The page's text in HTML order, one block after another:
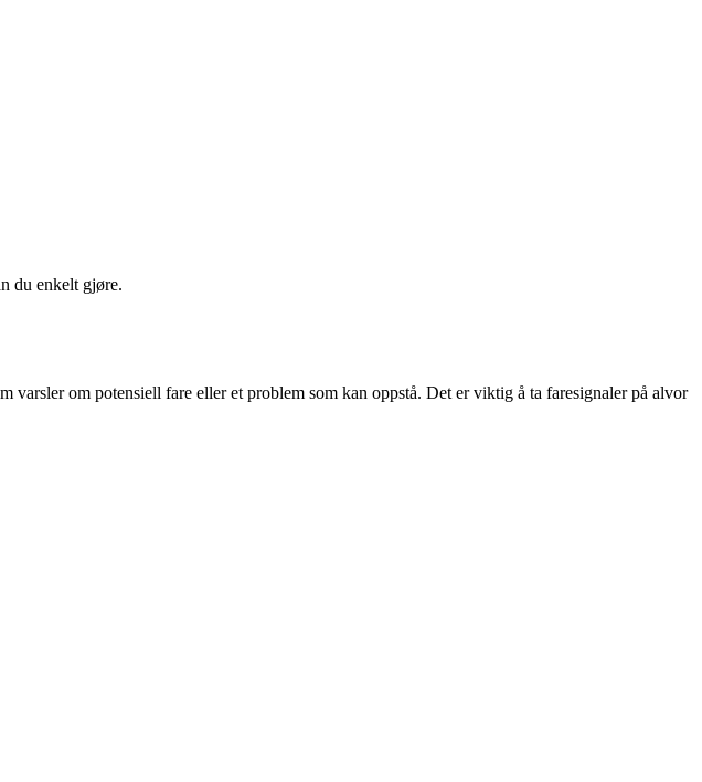
du enkelt gjøre.
om potensiell fare eller et problem som kan oppstå. Det er viktig å ta faresignaler på alvor